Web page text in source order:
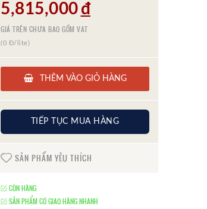
5,815,000 đ
GIÁ TRÊN CHƯA BAO GỒM VAT
(0 Đ/lite)
THÊM VÀO GIỎ HÀNG
TIẾP TỤC MUA HÀNG
SẢN PHẨM YÊU THÍCH
CÒN HÀNG
SẢN PHẨM CÓ GIAO HÀNG NHANH